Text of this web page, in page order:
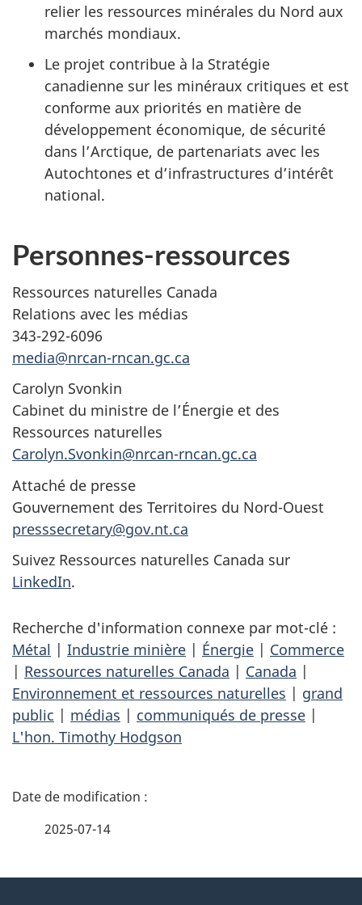
relier les ressources minérales du Nord aux
marchés mondiaux.
Le projet contribue à la Stratégie
canadienne sur les minéraux critiques et est
conforme aux priorités en matière de
développement économique, de sécurité
dans l’Arctique, de partenariats avec les
Autochtones et d’infrastructures d’intérêt
national.
Personnes-ressources
Ressources naturelles Canada
Relations avec les médias
343-292-6096
media@nrcan-rncan.gc.ca
Carolyn Svonkin
Cabinet du ministre de l’Énergie et des
Ressources naturelles
Carolyn.Svonkin@nrcan-rncan.gc.ca
Attaché de presse
Gouvernement des Territoires du Nord-Ouest
presssecretary@gov.nt.ca
Suivez Ressources naturelles Canada sur
LinkedIn.
Recherche d'information connexe par mot-clé :
Métal | Industrie minière | Énergie | Commerce
| Ressources naturelles Canada | Canada |
Environnement et ressources naturelles | grand
public | médias | communiqués de presse |
L'hon. Timothy Hodgson
D
2025-07-14